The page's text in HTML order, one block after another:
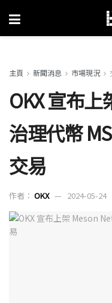
主頁 新聞消息 市場現況
OKX 宣布
治理代幣
交易
作者： OKX 2024-05-24